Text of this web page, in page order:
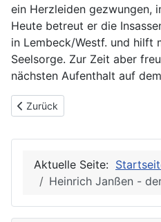
ein Herzleiden gezwungen,
Heute betreut er die
in Lembeck/Westf. und hilft
Seelsorge. Zur Zeit aber
nächsten Aufenthalt auf
Vorheriger Beitrag:
Zurück
Aktuelle Seite:
Heinrich Janßen -